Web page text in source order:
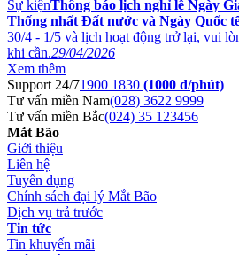
Sự kiệnThông báo lịch nghỉ lễ Ngày
Thống nhất Đất nước và Ngày Quốc
30/4 - 1/5 và lịch hoạt động trở lại, vui
khi cần.29/04/2026
Xem thêm
Support 24/71900 1830 (1000 đ/phút)
Tư vấn miền Nam(028) 3622 9999
Tư vấn miền Bắc(024) 35 123456
Mắt Bão
Giới thiệu
Liên hệ
Tuyển dụng
Chính sách đại lý Mắt Bão
Dịch vụ trả trước
Tin tức
Tin khuyến mãi